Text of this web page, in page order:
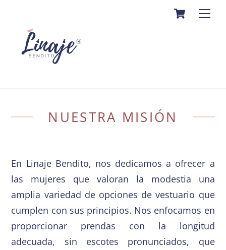
Cart
NUESTRA MISIÓN
En Linaje Bendito, nos dedicamos a ofrecer a
las mujeres que valoran la modestia una
amplia variedad de opciones de vestuario que
cumplen con sus principios. Nos enfocamos en
proporcionar prendas con la longitud
adecuada, sin escotes pronunciados, que